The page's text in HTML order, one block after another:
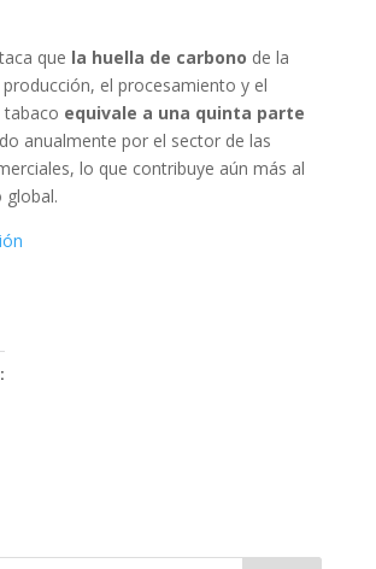
que la huella de carbono de la
el procesamiento y el
equivale a una quinta parte
anualmente por el sector de las
lo que contribuye aún más al
global.